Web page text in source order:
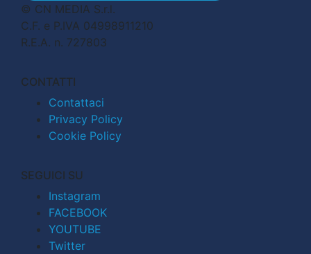
© CN MEDIA S.r.l.
C.F. e P.IVA 04998911210
R.E.A. n. 727803
CONTATTI
Contattaci
Privacy Policy
Cookie Policy
SEGUICI SU
Instagram
FACEBOOK
YOUTUBE
Twitter